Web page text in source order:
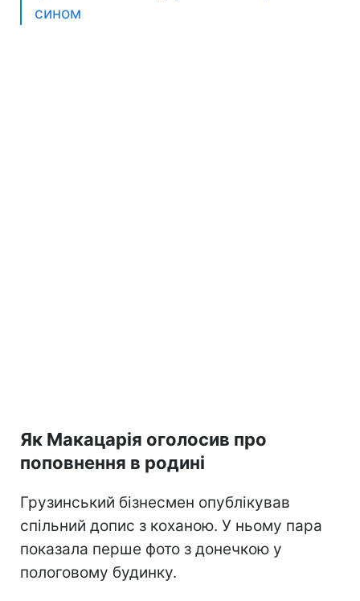
сином
Як Макацарія оголосив про
поповнення в родині
Грузинський бізнесмен опублікував
спільний допис з коханою. У ньому пара
показала перше фото з донечкою у
пологовому будинку.